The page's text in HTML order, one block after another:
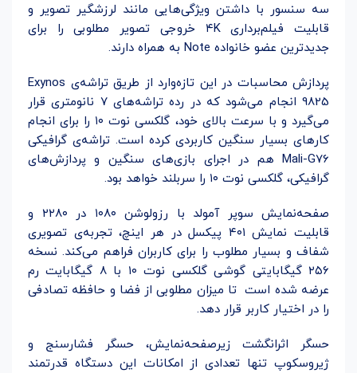
سه سنسور با داشتن ویژگی‌هایی مانند لرزشگیر تصویر و
قابلیت فیلم‌برداری ۴K خروجی تصویر مطلوبی را برای
جدیدترین عضو خانواده Note به همراه دارند.
پردازش محاسبات در این تازه‌وارد از طریق تراشه‌ی Exynos
9825 انجام می‌شود که در رده تراشه‌های ۷ نانومتری قرار
می‌گیرد و با سرعت بالای خود، گلکسی نوت ۱۰ را برای انجام
کارهای بسیار سنگین کاربردی کرده است. تراشه‌ی گرافیکی
Mali-G76 هم در اجرای بازی‌های سنگین و پردازش‌های
گرافیکی، گلکسی نوت ۱۰ را سربلند خواهد بود.
صفحه‌نمایش سوپر آمولد با رزولوشن ۱۰۸۰ در ۲۲۸۰ و
قابلیت نمایش ۴۰۱ پیکسل در هر اینچ، تجربه‌ی تصویری
شفاف و بسیار مطلوب را برای کاربران فراهم می‌کند. نسخه
۲۵۶ گیگابایتی گوشی گلکسی نوت ۱۰ با ۸ گیگابایت رم
عرضه شده است تا میزان مطلوبی از فضا و حافظه تصادفی
را در اختیار کاربر قرار دهد.
حسگر اثرانگشت زیرصفحه‌نمایش، حسگر فشارسنج و
ژیروسکوپ تنها تعدادی از امکانات این دستگاه قدرتمند